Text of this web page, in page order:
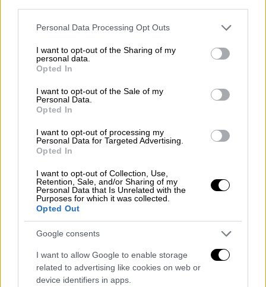
Please note that this website/app uses one or more Google
not limited to your visit or usage behaviour. You may click to
grant or deny consent to Google and its third-party tags to
use your data for below specified purposes in below Google
consent section.
Personal Data Processing Opt Outs
I want to opt-out of the Sharing of my
personal data.
Opted In
I want to opt-out of the Sale of my
Personal Data.
Opted In
I want to opt-out of processing my
Personal Data for Targeted Advertising.
Opted In
I want to opt-out of Collection, Use,
Retention, Sale, and/or Sharing of my
Personal Data that Is Unrelated with the
Purposes for which it was collected.
Opted Out
Google consents
I want to allow Google to enable storage
related to advertising like cookies on web or
device identifiers in apps.
Σοσιαλδημοκρατικής πρότασης;
Η στρατηγική της πράσινης και βιώσιμης
όλες τις χώρες, την ΕΕ και φυσικά για την
χώρα μας. Την πρόταση αυτή την είχα
διατυπώσει πριν 15 χρόνια, τότε θυμάσαι
μας λοιδορούσαν με την έκφραση του
συρμού: "Πράσινη ανάπτυξη και πράσινα
άλογα".
Τώρα όλοι μιλούν για πράσινη ανάπτυξη,
είναι η μεγάλη στρατηγική του ΟΗΕ, είναι η
στρατηγική της διάσκεψης στο Παρίσι, είναι
πλέον θέμα επιβίωσης του πλανήτη.
Μόνο που η πράσινη ανάπτυξη, πρέπει να